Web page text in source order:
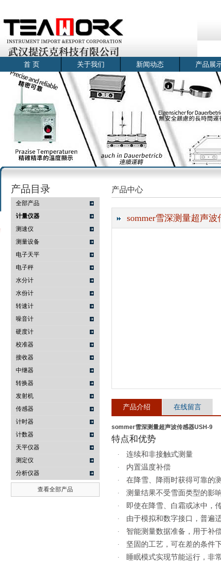
武汉提沃克科技有限公司
首 页 关于我们 新闻动态 产品展
产品目录
全部产品
计量仪器
测速仪
测量设备
电子天平
电子秤
水分计
水份计
转速计
噪音计
硬度计
校准器
接收器
中继器
转换器
发射机
传感器
计时器
计数器
天平仪器
测定仪
分析仪器
查看全部产品
产品中心
sommer雪深测量超声波
产品介绍 在线留言
sommer雪深测量超声波传感器USH-9
特点和优势
· 连续和非接触式测量
· 内置温度补偿
· 在降雪、降雨时获得可靠的
· 测量结果不受雪面类型的影
· 即使在降雪、白霜或冰中，
· 由于模拟和数字接口，普遍
· 智能测量数据准备，用于补
· 坚固的工艺，可在差的条件
· 睡眠模式实现节能运行，非